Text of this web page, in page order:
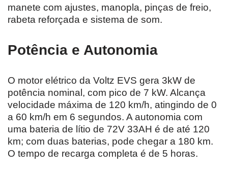
manete com ajustes, manopla, pinças de freio,
rabeta reforçada e sistema de som.
Potência e Autonomia
O motor elétrico da Voltz EVS gera 3kW de
potência nominal, com pico de 7 kW. Alcança
velocidade máxima de 120 km/h, atingindo de 0
a 60 km/h em 6 segundos. A autonomia com
uma bateria de lítio de 72V 33AH é de até 120
km; com duas baterias, pode chegar a 180 km.
O tempo de recarga completa é de 5 horas.